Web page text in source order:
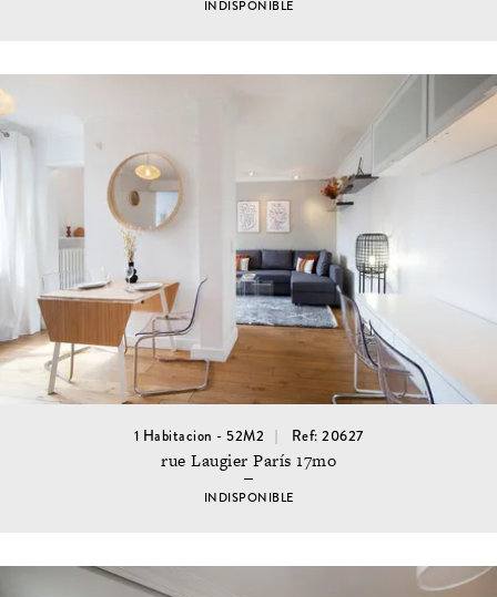
INDISPONIBLE
1 Habitacion - 52M2 Ref: 20627
rue Laugier París 17mo
INDISPONIBLE